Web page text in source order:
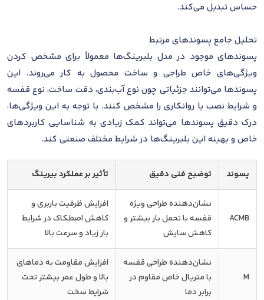
حساس تبدیل می‌کند.
تحلیل جامع پسوندهای مرتبط
پسوندهای موجود در مدل بلبرینگ‌ها معمولاً برای مشخص کردن
ویژگی‌های خاص طراحی و ساخت محصول به کار می‌روند. این
پسوندها می‌توانند جزئیاتی چون نوع آب‌بندی، دقت ساخت، نوع قفسه
و شرایط نصب یا روانکاری را مشخص کنند. با توجه به این ویژگی‌ها،
درک دقیق پسوندها می‌تواند کمک زیادی به شناسایی کاربردهای
خاص و بهینه این بلبرینگ‌ها در شرایط مختلف صنعتی کند.
پسوند توضیح فنی دقیق تأثیر بر عملکرد بیرینگ
ACMB
نشان‌دهنده طراحی ویژه
قفسه با تحمل بار بیشتر و
کاهش سایش
افزایش ظرفیت باربری و
کاهش اصطکاک در شرایط
بار زیاد و سرعت بالا
M
نشان‌دهنده طراحی قفسه
با متریال خاص مقاوم در
برابر دما
افزایش مقاومت به دماهای
بالا و طول عمر بیشتر تحت
شرایط سخت